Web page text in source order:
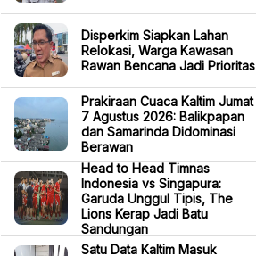
Disperkim Siapkan Lahan
Relokasi, Warga Kawasan
Rawan Bencana Jadi Prioritas
Prakiraan Cuaca Kaltim Jumat
7 Agustus 2026: Balikpapan
dan Samarinda Didominasi
Berawan
Head to Head Timnas
Indonesia vs Singapura:
Garuda Unggul Tipis, The
Lions Kerap Jadi Batu
Sandungan
Satu Data Kaltim Masuk